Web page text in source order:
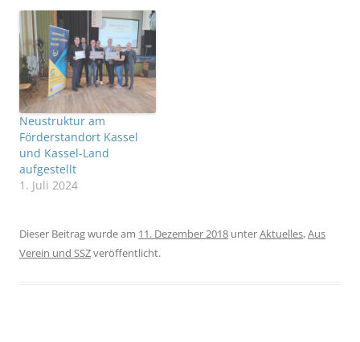
Neustruktur am
Förderstandort Kassel
und Kassel-Land
aufgestellt
1. Juli 2024
Dieser Beitrag wurde am 11. Dezember 2018 unterAktuelles,Aus
Verein und SSZveröffentlicht.